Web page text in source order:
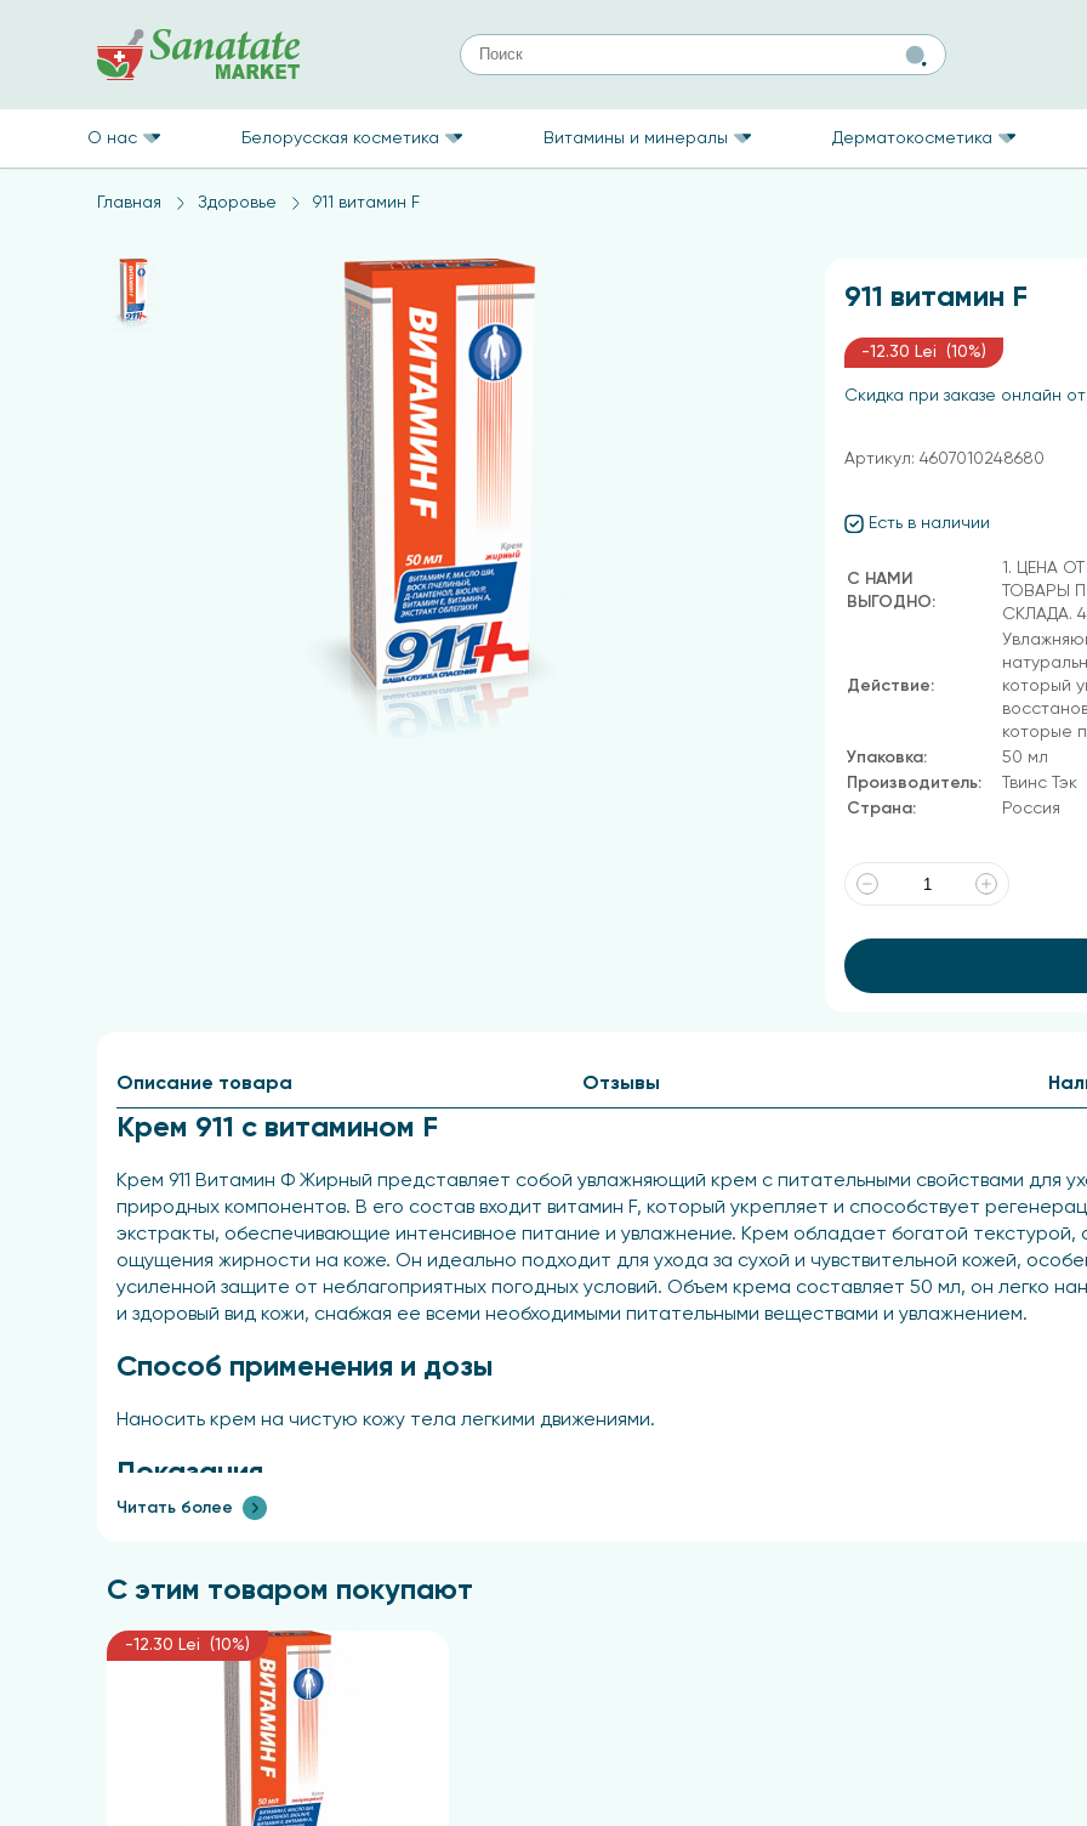
О нас Белорусская косметика Витамины и минералы Дерматокосметика
Главная Здоровье 911 витамин F
911 витамин F
-12.30 Lei (10%)
Скидка при заказе онлайн
Есть в наличии
С НАМИ
ВЫГОДНО:
1. ЦЕНА
ТОВАРЫ
СКЛАДА.
Действие:
который
которые
Упаковка:
50 мл
Производитель:
Твинс Тэк
Страна:
Россия
Артикул: 4607010248680
Описание товара
Крем 911 с витамином F
Крем 911 Витамин Ф Жирный представляет собой увлажняющий крем с питательными свойствами для
природных компонентов. В его состав входит витамин F, который укрепляет и способствует
экстракты, обеспечивающие интенсивное питание и увлажнение. Крем обладает богатой
ощущения жирности на коже. Он идеально подходит для ухода за сухой и чувствительной кожей,
усиленной защите от неблагоприятных погодных условий. Объем крема составляет 50 мл, он легко
и здоровый вид кожи, снабжая ее всеми необходимыми питательными веществами и увлажнением.
Способ применения и дозы
Наносить крем на чистую кожу тела легкими движениями.
Показания
Крем предназначен для ухода за кожей лица, рук и тела.
Противопоказания
Индивидуальная непереносимость отдельных компонентов, не наносить на поврежденные участки
Упаковка и форма выпуска
Крем туба 50 мл
Читать более
Отзывы
С этим товаром покупают
-12.30 Lei (10%)